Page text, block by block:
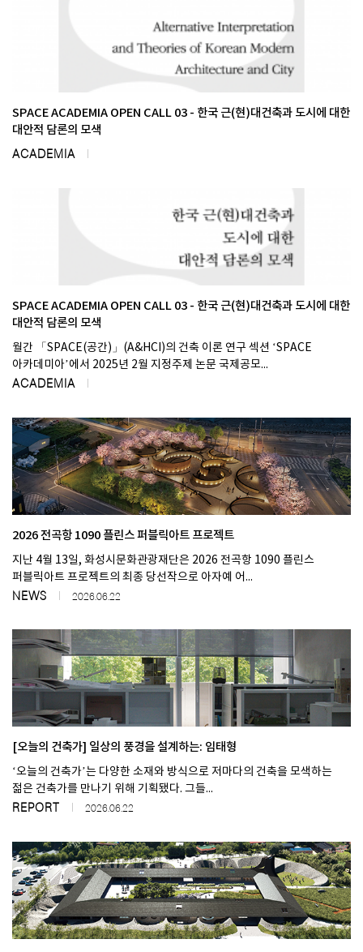
SPACE ACADEMIA OPEN CALL 03 - 한국 근(현)대건축과 도시에 대한
대안적 담론의 모색
ACADEMIA
SPACE ACADEMIA OPEN CALL 03 - 한국 근(현)대건축과 도시에 대한
대안적 담론의 모색​
월간 「SPACE(공간)」(A&HCI)의 건축 이론 연구 섹션 ‘SPACE
아카데미아’에서 2025년 2월 지정주제 논문 국제공모...
ACADEMIA
2026 전곡항 1090 플린스 퍼블릭아트 프로젝트
지난 4월 13일, 화성시문화관광재단은 2026 전곡항 1090 플린스
퍼블릭아트 프로젝트의 최종 당선작으로 아자예 어...
NEWS 2026.06.22
[오늘의 건축가] 일상의 풍경을 설계하는: 임태형
‘오늘의 건축가’는 다양한 소재와 방식으로 저마다의 건축을 모색하는
젊은 건축가를 만나기 위해 기획됐다. 그들...
REPORT 2026.06.22